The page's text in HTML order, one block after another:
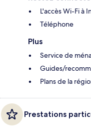
L'accès Wi-Fi à
Téléphone
Plus
Service de
Guides/
Plans de la
Prestations